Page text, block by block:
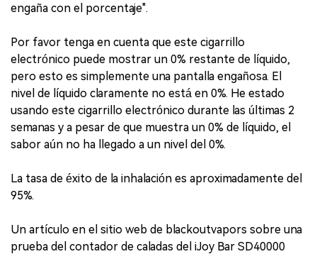
engaña con el porcentaje".
Por favor tenga en cuenta que este cigarrillo
electrónico puede mostrar un 0% restante de líquido,
pero esto es simplemente una pantalla engañosa. El
nivel de líquido claramente no está en 0%. He estado
usando este cigarrillo electrónico durante las últimas 2
semanas y a pesar de que muestra un 0% de líquido, el
sabor aún no ha llegado a un nivel del 0%.
La tasa de éxito de la inhalación es aproximadamente del
95%.
Un artículo en el sitio web de blackoutvapors sobre una
prueba del contador de caladas del iJoy Bar SD40000